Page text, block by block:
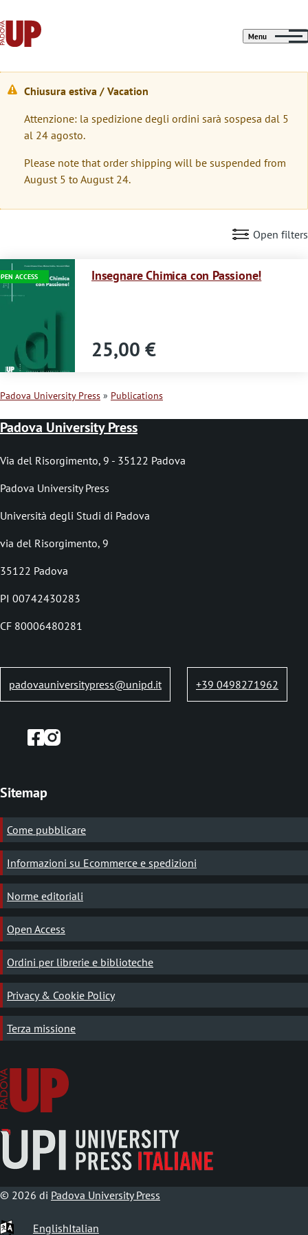
Menu
W
a
r
n
i
m
e
s
a
g
e
Chiusura estiva / Vacation
Attenzione: la spedizione degli ordini sarà sospesa dal 5
al 24 agosto.
Please note that order shipping will be suspended from
August 5 to August 24.
Open filters
ACCESS
Immagine Insegnare Chimica con Passione!
25,00 €
B
r
e
a
d
c
u
m
b
Padova University Press Publications
Padova University Press
Via del Risorgimento, 9 - 35122 Padova
Padova University Press
Università degli Studi di Padova
via del Risorgimento, 9
35122 Padova
PI 00742430283
CF 80006480281
padovauniversitypress@unipd.it +39 0498271962
Sitemap
Come pubblicare
Informazioni su Ecommerce e spedizioni
Norme editoriali
Open Access
Ordini per librerie e biblioteche
Privacy & Cookie Policy
Terza missione
© 2026 di Padova University Press
EnglishItalian